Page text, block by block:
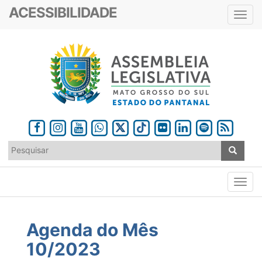
ACESSIBILIDADE
Agenda do Mês
10/2023